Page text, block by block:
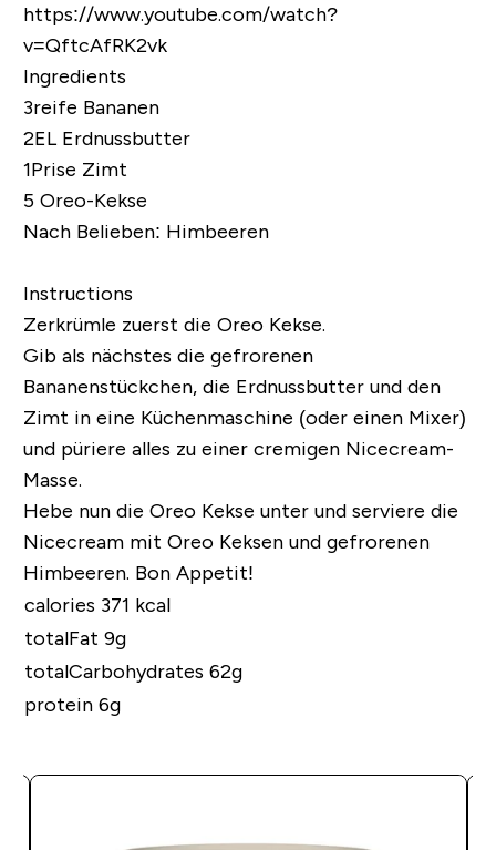
https://www.youtube.com/watch?
v=QftcAfRK2vk
Ingredients
3reife Bananen
2EL Erdnussbutter
1Prise Zimt
5 Oreo-Kekse
Nach Belieben: Himbeeren
Instructions
Zerkrümle zuerst die Oreo Kekse.
Gib als nächstes die gefrorenen
Bananenstückchen, die Erdnussbutter und den
Zimt in eine Küchenmaschine (oder einen Mixer)
und püriere alles zu einer cremigen Nicecream-
Masse.
Hebe nun die Oreo Kekse unter und serviere die
Nicecream mit Oreo Keksen und gefrorenen
Himbeeren. Bon Appetit!
calories 371 kcal
totalFat 9g
totalCarbohydrates 62g
protein 6g